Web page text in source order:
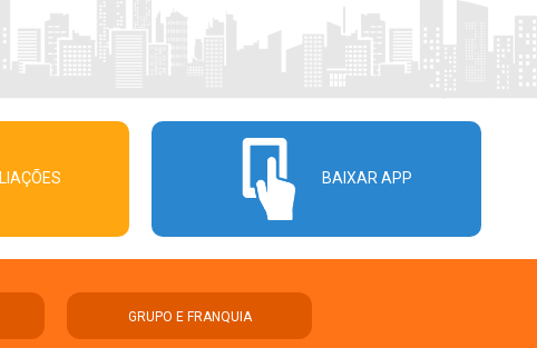
BAIXAR APP
GRUPO E FRANQUIA